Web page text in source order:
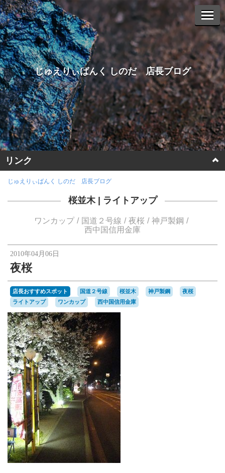
じゅえりぃばんく しのだ 店長ブログ
リンク
ホームページに戻る
ヤフーオークションへ
楽天オークションへ
じゅえりぃばんく しのだ 店長ブログ
桜並木| ライトアップ
ワンカップ 国道２号線 夜桜
神戸製鋼
西中国信用金庫
2010年04月06日
夜桜
店長おすすめスポット 国道２号線 桜並木 神戸製鋼
夜桜
ライトアップ
ワンカップ 西中国信用金庫